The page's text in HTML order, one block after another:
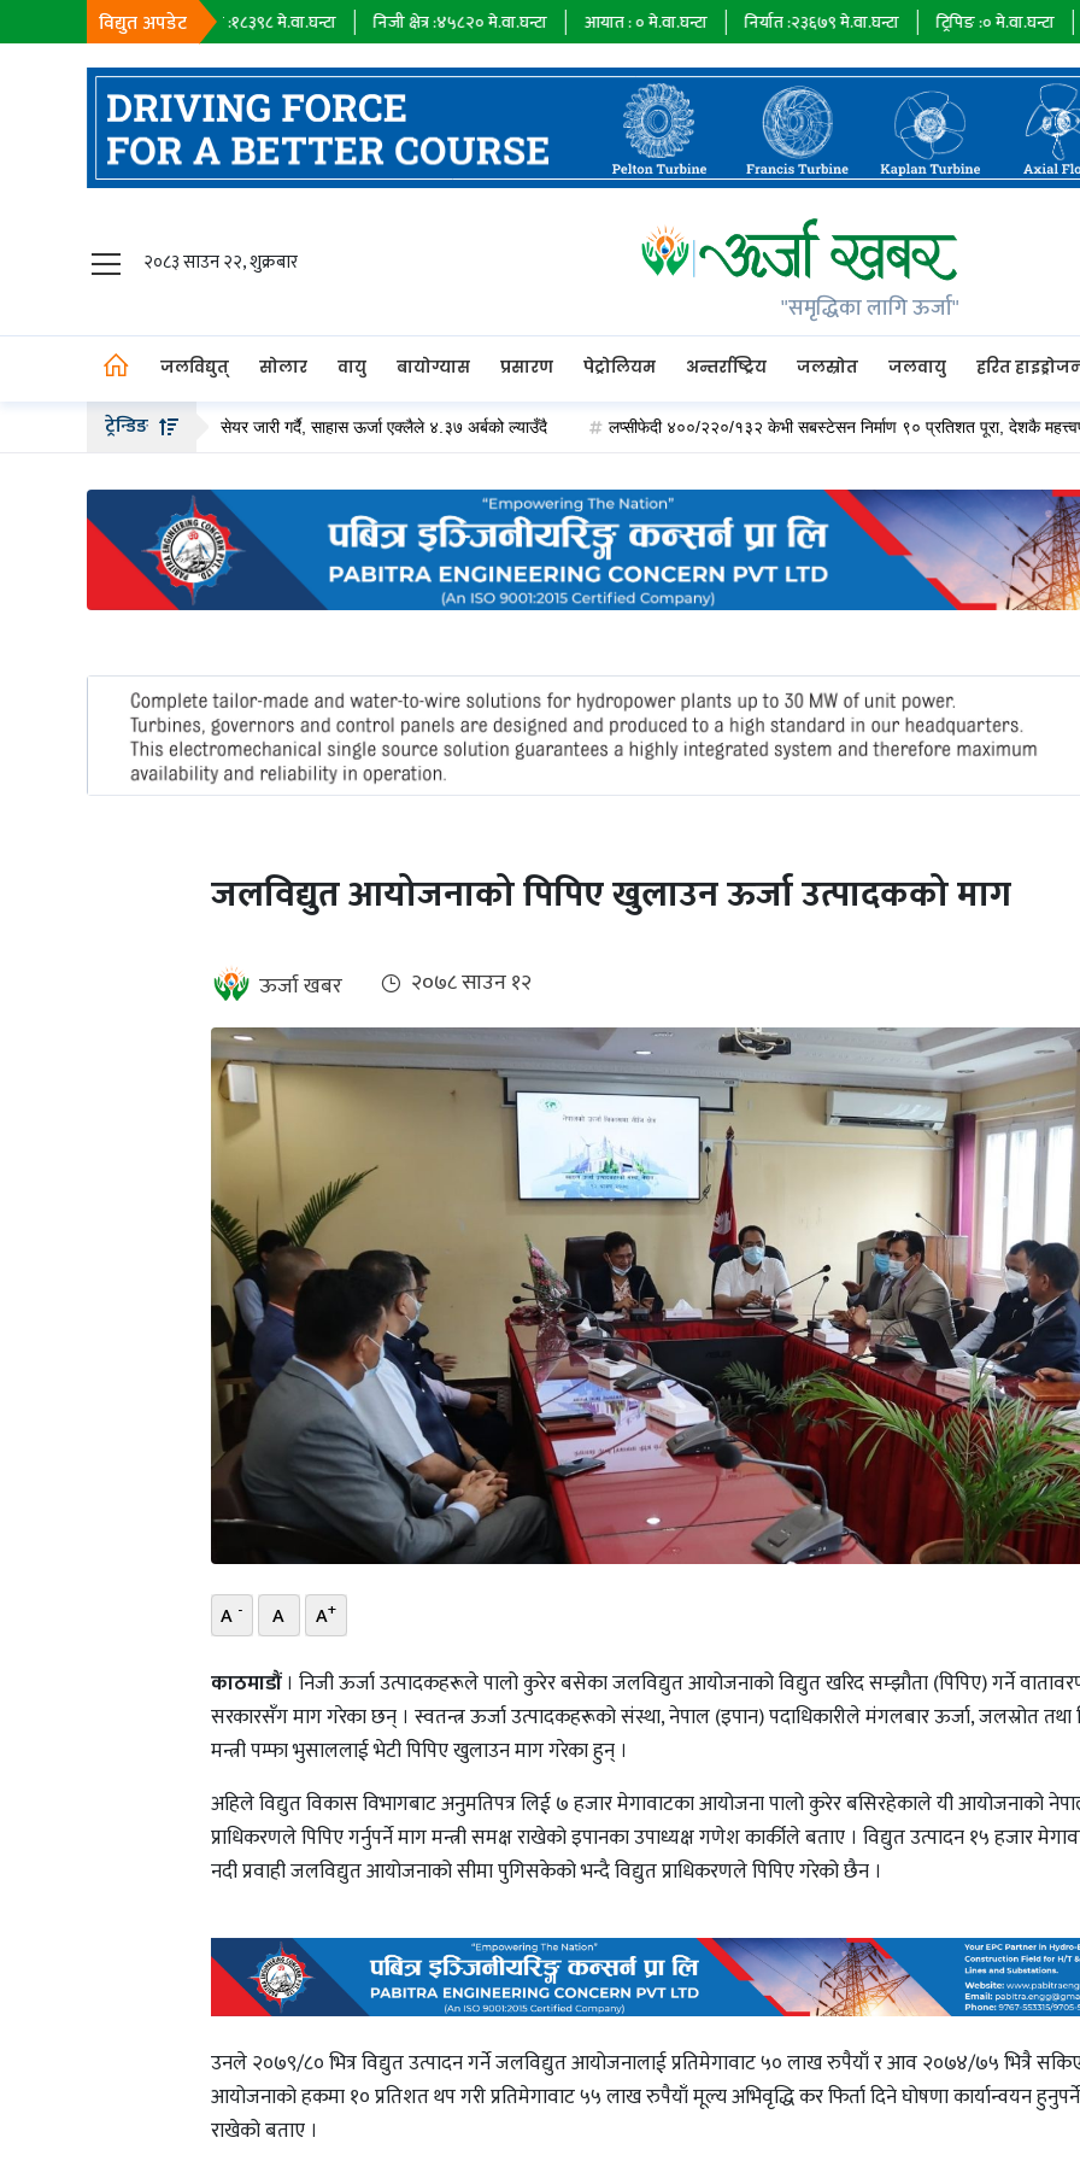
विद्युत अपडेट
सहायक कम्पनी :१८३९८मे.वा.घन्टा निजी क्षेत्र : ४५८२०मे.वा.घन्टा आयात :० मे.वा.घन्टा निर्यात :२३६७९मे.वा.घन्टा ट्रिपिङ :० मे.वा.घन्टा ऊर्जा माग :
२०८३ साउन २२, शुक्रबार
"समृद्धिका लागि ऊर्जा"
जलविद्युत् सोलार वायु बायोग्यास प्रसारण पेट्रोलियम अन्तर्राष्ट्रिय जलस्रोत जलवायु हरित
वायु
बायोग्यास
पेट्रोलियम
अन्तर्राष्ट्रिय
जलवायु
ट्रेन्डिङ
२० अर्ब बढीको हकप्रद सेयर जारी गर्दै, साहास ऊर्जा एक्लैले ४.३७ अर्बको ल्याउँदै लप्सीफेदी ४००/२२०/१३२ केभी सबस्टेसन निर्माण ९० प्रतिशत पूरा, देशकै महत्त्वपूर्ण विद्युत्
जलविद्युत आयोजनाको पिपिए खुलाउन ऊर्जा उत्पादकको माग
ऊर्जा खबर २०७८ साउन १२
A - A A+
काठमाडौं। निजी ऊर्जा उत्पादकहरूले पालो कुरेर बसेका जलविद्युत आयोजनाको विद्युत खरिद सम्झौता (पिपिए) गर्ने
सरकारसँग माग गरेका छन् । स्वतन्त्र ऊर्जा उत्पादकहरूको संस्था, नेपाल (इपान) पदाधिकारीले मंगलबार ऊर्जा, जलस्रोत तथा
मन्त्री पम्फा भुसाललाई भेटी पिपिए खुलाउन माग गरेका हुन् ।
अहिले विद्युत विकास विभागबाट अनुमतिपत्र लिई ७ हजार मेगावाटका आयोजना पालो कुरेर बसिरहेकाले यी आयोजनाको
प्राधिकरणले पिपिए गर्नुपर्ने माग मन्त्री समक्ष राखेको इपानका उपाध्यक्ष गणेश कार्कीले बताए । विद्युत उत्पादन १५ हजार
नदी प्रवाही जलविद्युत आयोजनाको सीमा पुगिसकेको भन्दै विद्युत प्राधिकरणले पिपिए गरेको छैन ।
उनले २०७९/८० भित्र विद्युत उत्पादन गर्ने जलविद्युत आयोजनालाई प्रतिमेगावाट ५० लाख रुपैयाँ र आव २०७४/७५ भित्रै
आयोजनाको हकमा १० प्रतिशत थप गरी प्रतिमेगावाट ५५ लाख रुपैयाँ मूल्य अभिवृद्धि कर फिर्ता दिने घोषणा कार्यान्वयन
राखेको बताए ।